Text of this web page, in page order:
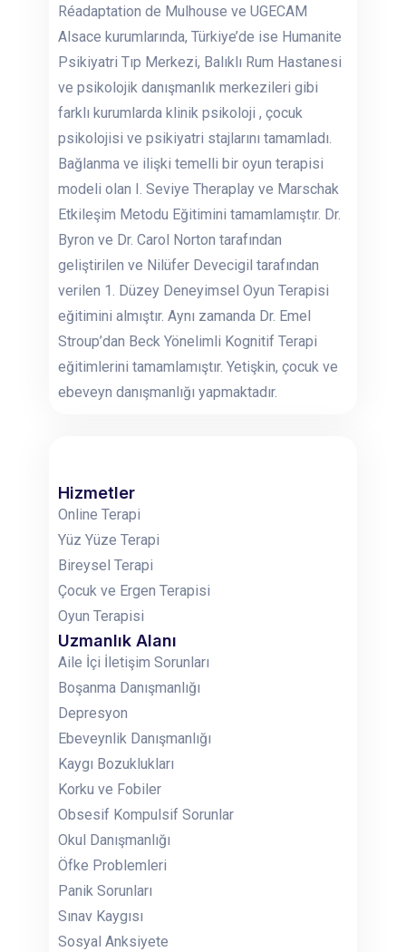
Réadaptation de Mulhouse ve UGECAM
Alsace kurumlarında, Türkiye’de ise Humanite
Psikiyatri Tıp Merkezi, Balıklı Rum Hastanesi
ve psikolojik danışmanlık merkezileri gibi
farklı kurumlarda klinik psikoloji , çocuk
psikolojisi ve psikiyatri stajlarını tamamladı.
Bağlanma ve ilişki temelli bir oyun terapisi
modeli olan I. Seviye Theraplay ve Marschak
Etkileşim Metodu Eğitimini tamamlamıştır. Dr.
Byron ve Dr. Carol Norton tarafından
geliştirilen ve Nilüfer Devecigil tarafından
verilen 1. Düzey Deneyimsel Oyun Terapisi
eğitimini almıştır. Aynı zamanda Dr. Emel
Stroup’dan Beck Yönelimli Kognitif Terapi
eğitimlerini tamamlamıştır. Yetişkin, çocuk ve
ebeveyn danışmanlığı yapmaktadır.
Hizmetler
Online Terapi
Yüz Yüze Terapi
Bireysel Terapi
Çocuk ve Ergen Terapisi
Oyun Terapisi
Uzmanlık Alanı
Aile İçi İletişim Sorunları
Boşanma Danışmanlığı
Depresyon
Ebeveynlik Danışmanlığı
Kaygı Bozuklukları
Korku ve Fobiler
Obsesif Kompulsif Sorunlar
Okul Danışmanlığı
Öfke Problemleri
Panik Sorunları
Sınav Kaygısı
Sosyal Anksiyete